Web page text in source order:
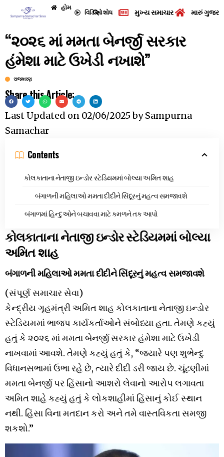
હોમ
વિડિઓશોધ મુખ્ય સમાચાર મારું
“૨૦૨૬ માં મમતા બેનર્જી સરકાર
હંમેશા માટે ઉખેડી નખાશે”
રાજકારણ
Share this Article:
Last Updated on 02/06/2025bySampurna
Samachar
Contents
કોલકાતાના નેતાજી ઇન્ડોર સ્ટેડિયમમાં બોલ્યા અમિત શાહ
બંગાળની મહિલાઓ મમતા દીદીને સિંદૂરનું મહત્વ સમજાવશે
બંગાળમાં હિન્દુઓને બચાવવા માટે કમળને તક આપો
કોલકાતાના નેતાજી ઇન્ડોર સ્ટેડિયમમાં બોલ્યા
અમિત શાહ
બંગાળની મહિલાઓ મમતા દીદીને સિંદૂરનું મહત્વ સમજાવશે
(સંપૂર્ણ સમાચાર સેવા)
કેન્દ્રીય ગૃહમંત્રી અમિત શાહ કોલકાતાના નેતાજી ઇન્ડોર
સ્ટેડિયમમાં ભાજપ કાર્યકર્તાઓને સંબોધ્યા હતા. તેમણે કહ્યું
હતું કે ૨૦૨૬ માં મમતા બેનર્જી સરકાર હંમેશા માટે ઉખેડી
નાખવામાં આવશે. તેમણે કહ્યું હતું કે, “જ્યારે પણ શુભેન્દુ
વિધાનસભામાં ઉભા રહે છે, ત્યારે દીદી ડરી જાય છે. ચૂંટણીમાં
મમતા બેનર્જી પર હિંસાનો આશરો લેવાનો આરોપ લગાવતા
અમિત શાહે કહ્યું હતું કે લોકશાહીમાં હિંસાનું કોઈ સ્થાન
નથી. હિંસા વિના મતદાન કરો અને તમે વાસ્તવિકતા સમજી
શકશો.”